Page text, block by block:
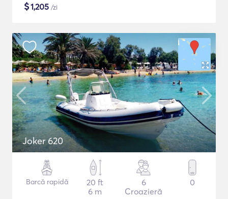
$1,205 /zi
Joker 620
Barcă rapidă
20 ft
6 m
6
Croazieră
0